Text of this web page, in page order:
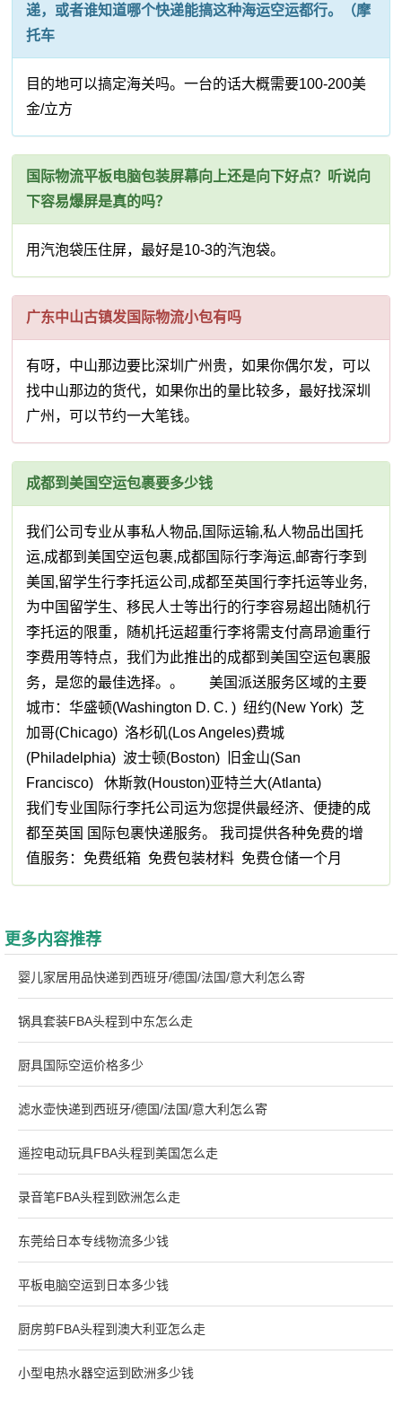
递，或者谁知道哪个快递能搞这种海运空运都行。（摩
托车
目的地可以搞定海关吗。一台的话大概需要100-200美
金/立方
国际物流平板电脑包装屏幕向上还是向下好点？听说向
下容易爆屏是真的吗？
用汽泡袋压住屏，最好是10-3的汽泡袋。
广东中山古镇发国际物流小包有吗
有呀，中山那边要比深圳广州贵，如果你偶尔发，可以
找中山那边的货代，如果你出的量比较多，最好找深圳
广州，可以节约一大笔钱。
成都到美国空运包裹要多少钱
我们公司专业从事私人物品,国际运输,私人物品出国托
运,成都到美国空运包裹,成都国际行李海运,邮寄行李到
美国,留学生行李托运公司,成都至英国行李托运等业务,
为中国留学生、移民人士等出行的行李容易超出随机行
李托运的限重，随机托运超重行李将需支付高昂逾重行
李费用等特点，我们为此推出的成都到美国空运包裹服
务，是您的最佳选择。。 美国派送服务区域的主要
城市：华盛顿(Washington D. C. ) 纽约(New York) 芝
加哥(Chicago) 洛杉矶(Los Angeles)费城
(Philadelphia) 波士顿(Boston) 旧金山(San
Francisco) 休斯敦(Houston)亚特兰大(Atlanta)
我们专业国际行李托公司运为您提供最经济、便捷的成
都至英国 国际包裹快递服务。 我司提供各种免费的增
值服务：免费纸箱 免费包装材料 免费仓储一个月
更多内容推荐
婴儿家居用品快递到西班牙/德国/法国/意大利怎么寄
锅具套装FBA头程到中东怎么走
厨具国际空运价格多少
滤水壶快递到西班牙/德国/法国/意大利怎么寄
遥控电动玩具FBA头程到美国怎么走
录音笔FBA头程到欧洲怎么走
东莞给日本专线物流多少钱
平板电脑空运到日本多少钱
厨房剪FBA头程到澳大利亚怎么走
小型电热水器空运到欧洲多少钱